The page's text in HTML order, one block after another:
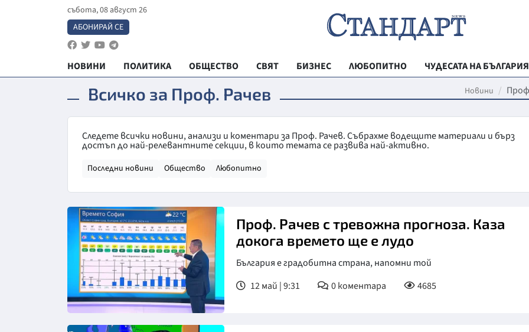
събота, 08 август 26
АБОНИРАЙ СЕ
НОВИНИ ПОЛИТИКА ОБЩЕСТВО СВЯТ БИЗНЕС ЛЮБОПИТНО
ЧУДЕСАТА НА БЪЛГАРИЯ
РЕГИОНАЛНИ
МЛАДЕЖКА
ТЕХНОЛОГИИ
Всичко за Проф. Рачев Новини
Следете всички новини, анализи и коментари за Проф. Рачев. Събрахме водещите материали и бърз
достъп до най-релевантните секции, в които темата се развива най-активно.
Последни новини Общество Любопитно
Снимка: bTV
Проф. Рачев с тревожна прогноза. Каза
докога времето ще е лудо
България е градобитна страна, напомни той
12 май | 9:31
0коментара 4685